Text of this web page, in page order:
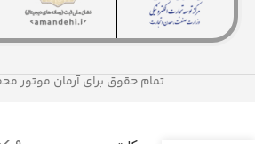
تمام حقوق برای آرمان موتور